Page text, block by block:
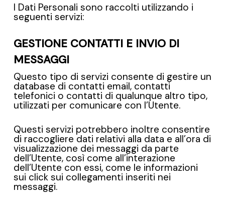
I Dati Personali sono raccolti utilizzando i
seguenti servizi:
GESTIONE CONTATTI E INVIO DI
MESSAGGI
Questo tipo di servizi consente di gestire un
database di contatti email, contatti
telefonici o contatti di qualunque altro tipo,
utilizzati per comunicare con l’Utente.
Questi servizi potrebbero inoltre consentire
di raccogliere dati relativi alla data e all’ora di
visualizzazione dei messaggi da parte
dell’Utente, così come all’interazione
dell’Utente con essi, come le informazioni
sui click sui collegamenti inseriti nei
messaggi.